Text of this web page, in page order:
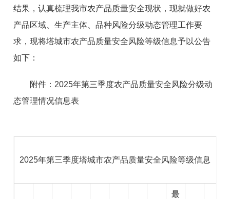
结果，认真梳理我市农产品质量安全现状，现就做好农
产品区域、生产主体、品种风险分级动态管理工作要
求，现将塔城市农产品质量安全风险等级信息予以公告
如下：
附件：2025年第三季度农产品质量安全风险分级动
态管理情况信息表
2025年第三季度塔城市农产品质量安全风险等级信息
最